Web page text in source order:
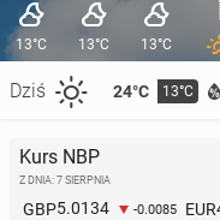
13°C
Dziś 24°C 13°C
13°C 13°C
Kurs NBP
Z DNIA: 7 SIERPNIA
GBP5.0134 -0.0085 EUR